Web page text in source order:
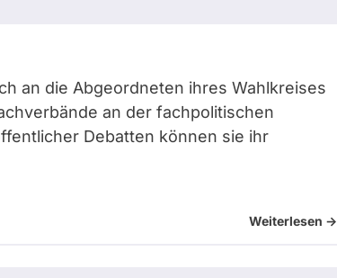
an die Abgeordneten ihres Wahlkreises
an der fachpolitischen
Debatten können sie ihr
Weiterlesen ->